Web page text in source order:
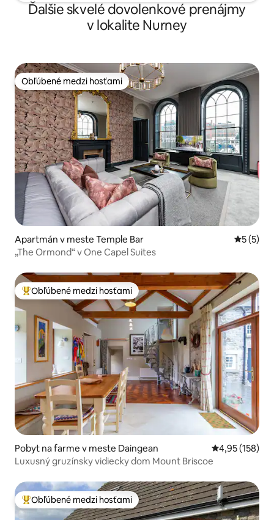
Ďalšie skvelé dovolenkové prenájmy
v lokalite Nurney
Obľúbené medzi hosťami
Obľúbené medzi hosťami
Apartmán v meste Temple Bar
5 (5)
„The Ormond“ v One Capel Suites
Najobľúbenejšie medzi hosťami
Obľúbené medzi hosťami
Pobyt na farme v meste Daingean Priemerné
4,95 (158)
Luxusný gruzínsky vidiecky dom Mount Briscoe
Najobľúbenejšie medzi hosťami
Obľúbené medzi hosťami